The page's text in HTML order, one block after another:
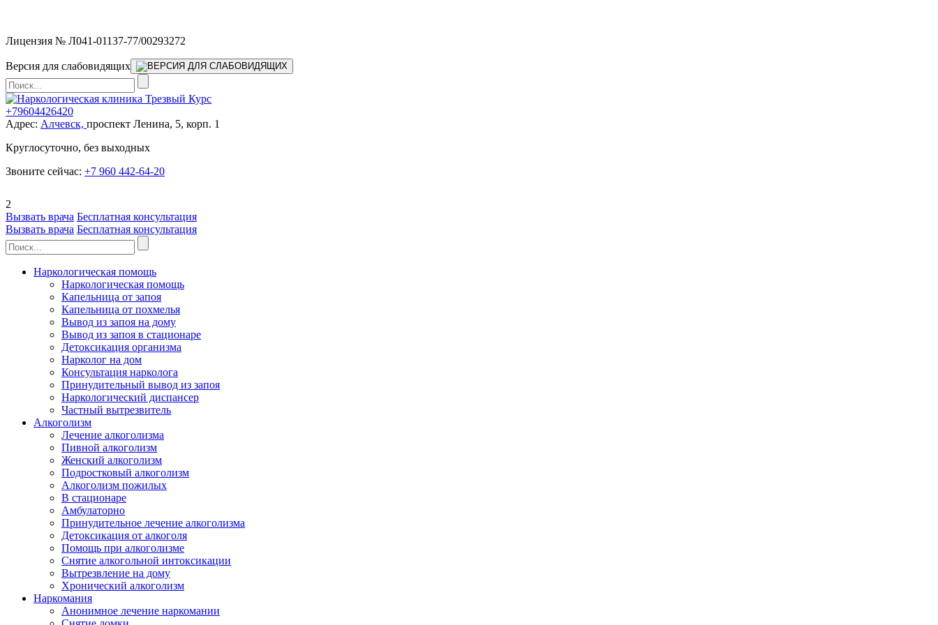
Лицензия № Л041-01137-77/00293272
Версия для слабовидящих
+79604426420
Адрес: Алчевск, проспект Ленина, 5, корп. 1
Круглосуточно, без выходных
Звоните сейчас: +7 960 442-64-20
2
Вызвать врача Бесплатная консультация
Вызвать врача Бесплатная консультация
Наркологическая помощь
Наркологическая помощь
Капельница от запоя
Капельница от похмелья
Вывод из запоя на дому
Вывод из запоя в стационаре
Детоксикация организма
Нарколог на дом
Консультация нарколога
Принудительный вывод из запоя
Наркологический диспансер
Частный вытрезвитель
Алкоголизм
Лечение алкоголизма
Пивной алкоголизм
Женский алкоголизм
Подростковый алкоголизм
Алкоголизм пожилых
В стационаре
Амбулаторно
Принудительное лечение алкоголизма
Детоксикация от алкоголя
Помощь при алкоголизме
Снятие алкогольной интоксикации
Вытрезвление на дому
Хронический алкоголизм
Наркомания
Анонимное лечение наркомании